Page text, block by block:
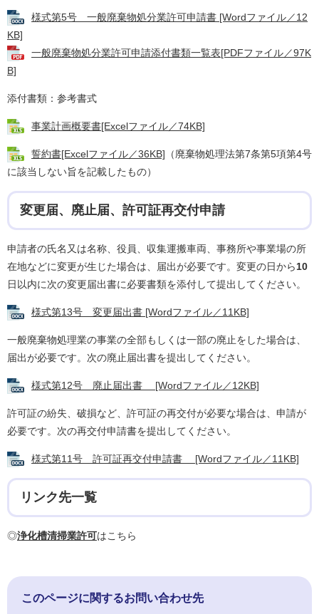
様式第5号 一般廃棄物処分業許可申請書 [Wordファイル／12
KB]
一般廃棄物処分業許可申請添付書類一覧表[PDFファイル／97K
B]
添付書類：参考書式
事業計画概要書[Excelファイル／74KB]
誓約書[Excelファイル／36KB] （廃棄物処理法第7条第5項第4号
に該当しない旨を記載したもの）
変更届、廃止届、許可証再交付申請
申請者の氏名又は名称、役員、収集運搬車両、事務所や事業場の所
在地などに変更が生じた場合は、届出が必要です。変更の日から10
日以内に次の変更届出書に必要書類を添付して提出してください。
様式第13号 変更届出書 [Wordファイル／11KB]
一般廃棄物処理業の事業の全部もしくは一部の廃止をした場合は、
届出が必要です。次の廃止届出書を提出してください。
様式第12号 廃止届出書 [Wordファイル／12KB]
許可証の紛失、破損など、許可証の再交付が必要な場合は、申請が
必要です。次の再交付申請書を提出してください。
様式第11号 許可証再交付申請書 [Wordファイル／11KB]
リンク先一覧
◎浄化槽清掃業許可はこちら
このページに関するお問い合わせ先